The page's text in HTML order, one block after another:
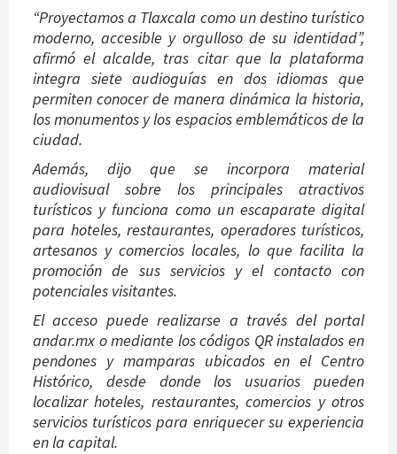
“Proyectamos a Tlaxcala como un destino turístico
moderno, accesible y orgulloso de su identidad”,
afirmó el alcalde, tras citar que la plataforma
integra siete audioguías en dos idiomas que
permiten conocer de manera dinámica la historia,
los monumentos y los espacios emblemáticos de la
ciudad.
Además, dijo que se incorpora material
audiovisual sobre los principales atractivos
turísticos y funciona como un escaparate digital
para hoteles, restaurantes, operadores turísticos,
artesanos y comercios locales, lo que facilita la
promoción de sus servicios y el contacto con
potenciales visitantes.
El acceso puede realizarse a través del portal
andar.mx o mediante los códigos QR instalados en
pendones y mamparas ubicados en el Centro
Histórico, desde donde los usuarios pueden
localizar hoteles, restaurantes, comercios y otros
servicios turísticos para enriquecer su experiencia
en la capital.